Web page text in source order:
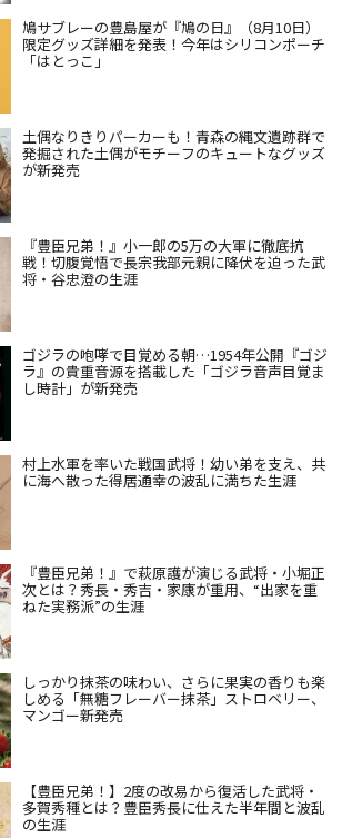
鳩サブレーの豊島屋が『鳩の日』（8月10日）
限定グッズ詳細を発表！今年はシリコンポーチ
「はとっこ」
土偶なりきりパーカーも！青森の縄文遺跡群で
発掘された土偶がモチーフのキュートなグッズ
が新発売
『豊臣兄弟！』小一郎の5万の大軍に徹底抗
戦！切腹覚悟で長宗我部元親に降伏を迫った武
将・谷忠澄の生涯
ゴジラの咆哮で目覚める朝…1954年公開『ゴジ
ラ』の貴重音源を搭載した「ゴジラ音声目覚ま
し時計」が新発売
村上水軍を率いた戦国武将！幼い弟を支え、共
に海へ散った得居通幸の波乱に満ちた生涯
『豊臣兄弟！』で萩原護が演じる武将・小堀正
次とは？秀長・秀吉・家康が重用、“出家を重
ねた実務派”の生涯
しっかり抹茶の味わい、さらに果実の香りも楽
しめる「無糖フレーバー抹茶」ストロベリー、
マンゴー新発売
【豊臣兄弟！】2度の改易から復活した武将・
多賀秀種とは？豊臣秀長に仕えた半年間と波乱
の生涯